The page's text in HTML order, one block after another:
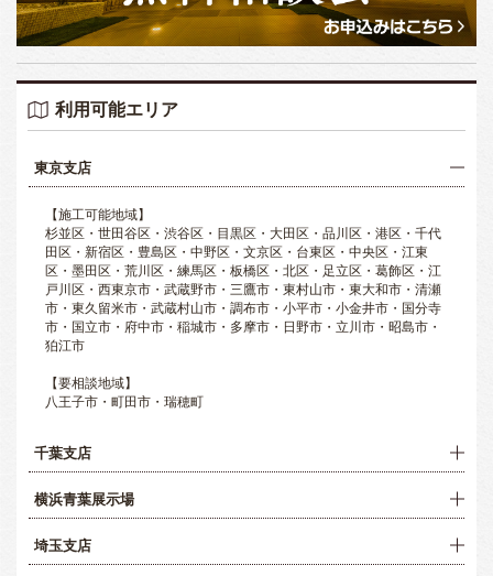
利用可能エリア
東京支店
【施工可能地域】
杉並区・世田谷区・渋谷区・目黒区・大田区・品川区・港区・千代
田区・新宿区・豊島区・中野区・文京区・台東区・中央区・江東
区・墨田区・荒川区・練馬区・板橋区・北区・足立区・葛飾区・江
戸川区・西東京市・武蔵野市・三鷹市・東村山市・東大和市・清瀬
市・東久留米市・武蔵村山市・調布市・小平市・小金井市・国分寺
市・国立市・府中市・稲城市・多摩市・日野市・立川市・昭島市・
狛江市
【要相談地域】
八王子市・町田市・瑞穂町
千葉支店
横浜青葉展示場
埼玉支店